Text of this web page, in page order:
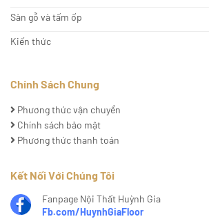
Sàn gỗ và tấm ốp
Kiến thức
Chính Sách Chung
Phương thức vận chuyển
Chính sách bảo mật
Phương thức thanh toán
Kết Nối Với Chúng Tôi
Fanpage Nội Thất Huỳnh Gia
Fb.com/HuynhGiaFloor